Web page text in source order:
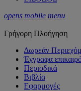
opens mobile menu
Γρήγορη Πλοήγηση
Δωρεάν
Έγγραφα
Περιοδικά
Βιβλία
Εφαρμογές